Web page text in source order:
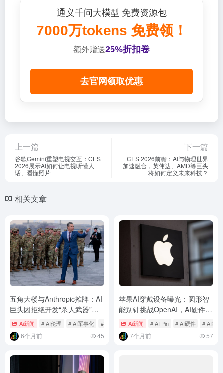
通义千问大模型 免费资源包
7000万tokens 免费领！
额外赠送25%折扣卷
去官网领取优惠
上一篇
谷歌Gemini重塑电视交互：CES
2026展示AI如何让电视听懂人
话、看懂照片
下一篇
CES 2026前瞻：AI与物理世界
加速融合，英伟达、AMD等巨头
将如何定义未来科技？
相关文章
五角大楼与Anthropic摊牌：AI
巨头因拒绝开发“杀人武器”面
临供应链风险封杀
Ai新闻 # AI伦理 # AI军事化 # Anthropic
6个月前 45
苹果AI穿戴设备曝光：圆形智
能别针挑战OpenAI，AI硬件大
战一触即发
Ai新闻 # AI Pin # AI硬件 # AI穿
7个月前 57